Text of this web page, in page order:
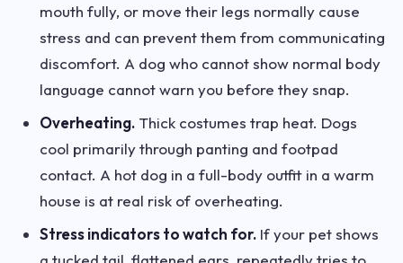
mouth fully, or move their legs normally cause
stress and can prevent them from communicating
discomfort. A dog who cannot show normal body
language cannot warn you before they snap.
Overheating. Thick costumes trap heat. Dogs
cool primarily through panting and footpad
contact. A hot dog in a full-body outfit in a warm
house is at real risk of overheating.
Stress indicators to watch for. If your pet shows